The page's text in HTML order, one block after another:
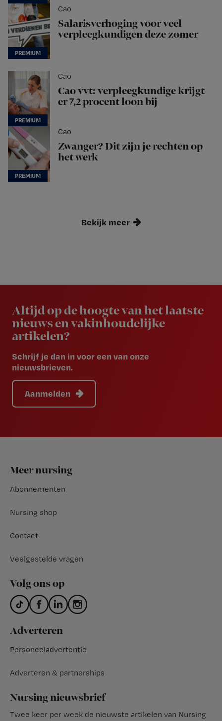
Cao
Salarisverhoging voor veel
verpleegkundigen deze zomer
Cao
Cao vvt: verpleegkundige krijgt
er 7,2 procent loon bij
Cao
Zwanger? Dit zijn je rechten op
het werk
Bekijk meer
Altijd op de hoogte van het laatste
nieuws en vakinhoudelijke
artikelen?
Schrijf je dan in voor een van onze
nieuwsbrieven.
Aanmelden
Footer
Meer nursing
Abonnementen
Nursing shop
Contact
Veelgestelde vragen
Volg ons op
Adverteren
Personeeladvertentie
Adverteren & partnerships
Nursing nieuwsbrief
Twee keer per week de nieuwste artikelen van Nursing